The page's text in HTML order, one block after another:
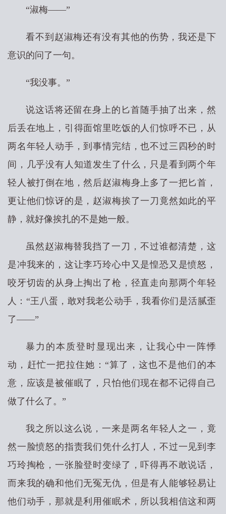
“淑梅——”
看不到赵淑梅还有没有其他的伤势，我还是下
意识的问了一句。
“我没事。”
说这话将还留在身上的匕首随手抽了出来，然
后丢在地上，引得面馆里吃饭的人们惊呼不已，从
两名年轻人动手，到事情完结，也不过三四秒的时
间，几乎没有人知道发生了什么，只是看到两个年
轻人被打倒在地，然后赵淑梅身上多了一把匕首，
更让他们惊讶的是，赵淑梅挨了一刀竟然如此的平
静，就好像挨扎的不是她一般。
虽然赵淑梅替我挡了一刀，不过谁都清楚，这
是冲我来的，这让李巧玲心中又是惶恐又是愤怒，
咬牙切齿的从身上掏出了枪，径直走向那两个年轻
人：“王八蛋，敢对我老公动手，我看你们是活腻歪
了——”
暴力的本质登时显现出来，让我心中一阵悸
动，赶忙一把拉住她：“算了，这也不是他们的本
意，应该是被催眠了，只怕他们现在都不记得自己
做了什么了。”
我之所以这么说，一来是两名年轻人之一，竟
然一脸愤怒的指责我们凭什么打人，不过一见到李
巧玲掏枪，一张脸登时变绿了，吓得再不敢说话，
而来我的确和他们无冤无仇，但是有人能够轻易让
他们动手，那就是利用催眠术，所以我相信这和两